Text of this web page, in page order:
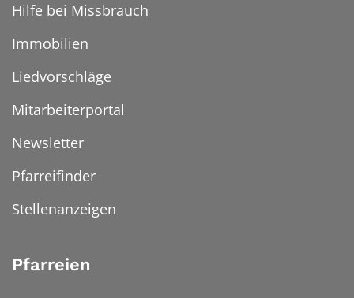
Hilfe bei Missbrauch
Immobilien
Liedvorschläge
Mitarbeiterportal
Newsletter
Pfarreifinder
Stellenanzeigen
Pfarreien